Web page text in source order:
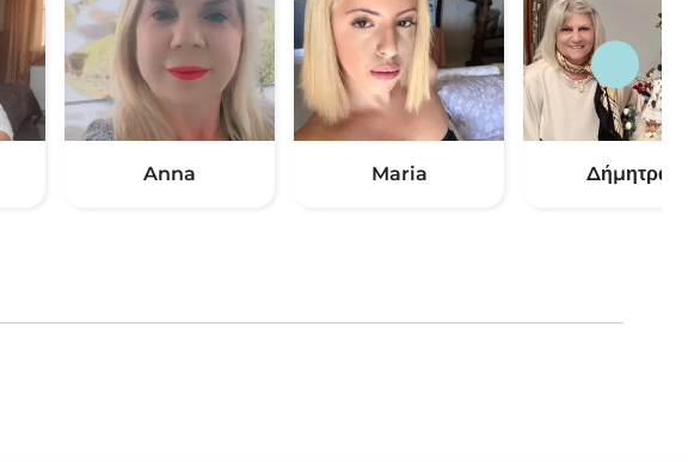
Anna Maria Δήμητρα